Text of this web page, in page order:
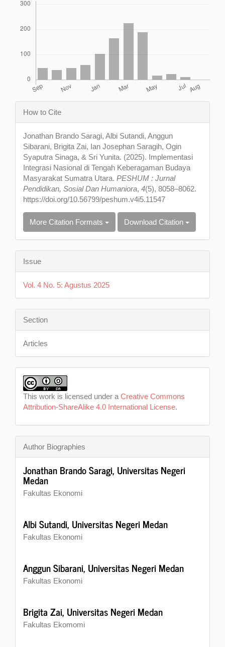
Article
Details
How to Cite
Jonathan Brando Saragi, Albi Sutandi, Anggun
Sibarani, Brigita Zai, Ian Josephan Saragih, Ogin
Syaputra Sinaga, & Sri Yunita. (2025). Implementasi
Integrasi Nasional di Tengah Keberagaman Budaya
Masyarakat Sumatra Utara. PESHUM : Jurnal
Pendidikan, Sosial Dan Humaniora, 4(5), 8058–8062.
https://doi.org/10.56799/peshum.v4i5.11547
More Citation Formats Download Citation
Issue
Vol. 4 No. 5: Agustus 2025
Section
Articles
This work is licensed under a Creative Commons
Attribution-ShareAlike 4.0 International License.
Author Biographies
Jonathan Brando Saragi, Universitas Negeri
Medan
Fakultas Ekonomi
Albi Sutandi, Universitas Negeri Medan
Fakultas Ekonomi
Anggun Sibarani, Universitas Negeri Medan
Fakultas Ekonomi
Brigita Zai, Universitas Negeri Medan
Fakultas Ekomomi